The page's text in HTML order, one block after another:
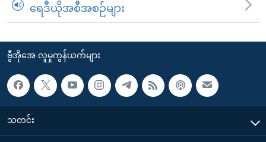
ရေဒီယိုအစီအစဉ်များ
ဗွီအိုအေ လူမှုကွန်ယက်များ
သတင်း